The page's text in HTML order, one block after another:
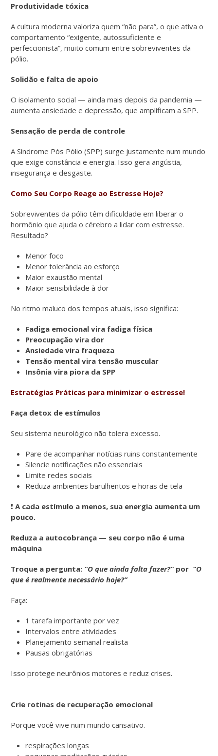
Produtividade tóxica
A cultura moderna valoriza quem “não para”, o que ativa o
comportamento “exigente, autossuficiente e
perfeccionista”, muito comum entre sobreviventes da
pólio.
Solidão e falta de apoio
O isolamento social — ainda mais depois da pandemia —
aumenta ansiedade e depressão, que amplificam a SPP.
Sensação de perda de controle
A Síndrome Pós Pólio (SPP) surge justamente num mundo
que exige constância e energia. Isso gera angústia,
insegurança e desgaste.
Como Seu Corpo Reage ao Estresse Hoje?
Sobreviventes da pólio têm dificuldade em liberar o
hormônio que ajuda o cérebro a lidar com estresse.
Resultado?
Menor foco
Menor tolerância ao esforço
Maior exaustão mental
Maior sensibilidade à dor
No ritmo maluco dos tempos atuais, isso significa:
Fadiga emocional vira fadiga física
Preocupação vira dor
Ansiedade vira fraqueza
Tensão mental vira tensão muscular
Insônia vira piora da SPP
Estratégias Práticas para minimizar o estresse!
Faça detox de estímulos
Seu sistema neurológico não tolera excesso.
Pare de acompanhar notícias ruins constantemente
Silencie notificações não essenciais
Limite redes sociais
Reduza ambientes barulhentos e horas de tela
❗A cada estímulo a menos, sua energia aumenta um
pouco.
Reduza a autocobrança — seu corpo não é uma
máquina
Troque a pergunta: “O que ainda falta fazer?” por “O
que é realmente necessário hoje?”
Faça:
1 tarefa importante por vez
Intervalos entre atividades
Planejamento semanal realista
Pausas obrigatórias
Isso protege neurônios motores e reduz crises.
Crie rotinas de recuperação emocional
Porque você vive num mundo cansativo.
respirações longas